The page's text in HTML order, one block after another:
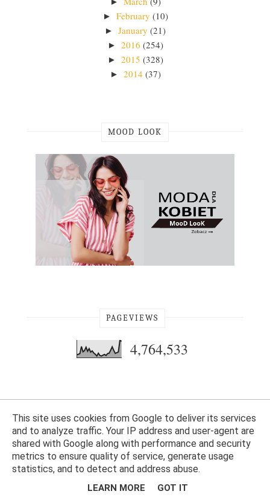
► February (10)
► January (21)
► 2016 (254)
► 2015 (328)
► 2014 (37)
MOOD LOOK
PAGEVIEWS
4,764,533
Opiekun bloga: WebLove.PL. Wszelkie prawa zastrzeżone. Monika Balsam.
This site uses cookies from Google to deliver its services
and to analyze traffic. Your IP address and user-agent are
shared with Google along with performance and security
metrics to ensure quality of service, generate usage
statistics, and to detect and address abuse.
LEARN MORE GOT IT